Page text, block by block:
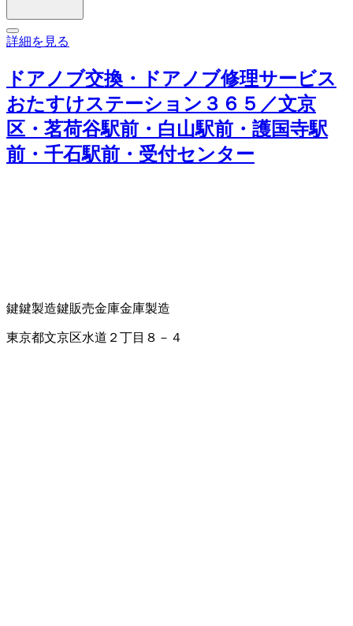
詳細を見る
ドアノブ交換・ドアノブ修理サービス
おたすけステーション３６５／文京
区・茗荷谷駅前・白山駅前・護国寺駅
前・千石駅前・受付センター
鍵鍵製造鍵販売金庫金庫製造
東京都文京区水道２丁目８－４